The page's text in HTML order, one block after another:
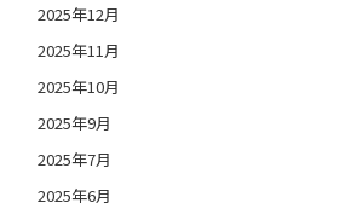
2025年12月
2025年11月
2025年10月
2025年9月
2025年7月
2025年6月